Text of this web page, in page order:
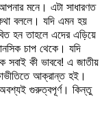
মনে। এটা সাধারণত
বললে। যদি এমন হয়
হন তাহলে এদের এড়িয়ে
চাপ থেকে। যদি
সবাই কী ভাববে! এ জাতীয়
আক্রান্ত হই।
অবশ্যই গুরুত্বপূর্ণ। কিন্তু